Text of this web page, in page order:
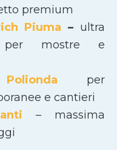
premium
Piuma – ultra
per mostre e
per
e cantieri
– massima